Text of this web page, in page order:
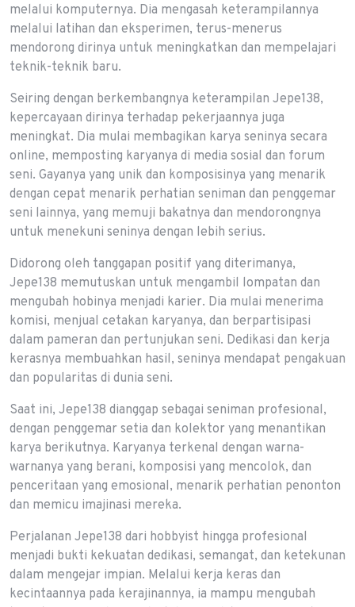
melalui komputernya. Dia mengasah keterampilannya
melalui latihan dan eksperimen, terus-menerus
mendorong dirinya untuk meningkatkan dan mempelajari
teknik-teknik baru.
Seiring dengan berkembangnya keterampilan Jepe138,
kepercayaan dirinya terhadap pekerjaannya juga
meningkat. Dia mulai membagikan karya seninya secara
online, memposting karyanya di media sosial dan forum
seni. Gayanya yang unik dan komposisinya yang menarik
dengan cepat menarik perhatian seniman dan penggemar
seni lainnya, yang memuji bakatnya dan mendorongnya
untuk menekuni seninya dengan lebih serius.
Didorong oleh tanggapan positif yang diterimanya,
Jepe138 memutuskan untuk mengambil lompatan dan
mengubah hobinya menjadi karier. Dia mulai menerima
komisi, menjual cetakan karyanya, dan berpartisipasi
dalam pameran dan pertunjukan seni. Dedikasi dan kerja
kerasnya membuahkan hasil, seninya mendapat pengakuan
dan popularitas di dunia seni.
Saat ini, Jepe138 dianggap sebagai seniman profesional,
dengan penggemar setia dan kolektor yang menantikan
karya berikutnya. Karyanya terkenal dengan warna-
warnanya yang berani, komposisi yang mencolok, dan
penceritaan yang emosional, menarik perhatian penonton
dan memicu imajinasi mereka.
Perjalanan Jepe138 dari hobbyist hingga profesional
menjadi bukti kekuatan dedikasi, semangat, dan ketekunan
dalam mengejar impian. Melalui kerja keras dan
kecintaannya pada kerajinannya, ia mampu mengubah